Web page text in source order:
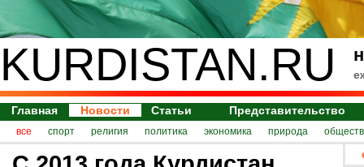
KURDISTAN.RU
Главная Новости Статьи Представительство
все спорт религия политика экономика природа